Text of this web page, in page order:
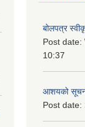
बोलपत्र
Post date:
10:37
आशयको
Post date: